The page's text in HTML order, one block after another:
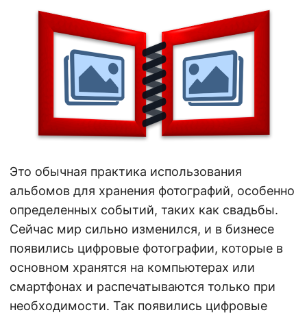
Это обычная практика использования
альбомов для хранения фотографий, особенно
определенных событий, таких как свадьбы.
Сейчас мир сильно изменился, и в бизнесе
появились цифровые фотографии, которые в
основном хранятся на компьютерах или
смартфонах и распечатываются только при
необходимости. Так появились цифровые